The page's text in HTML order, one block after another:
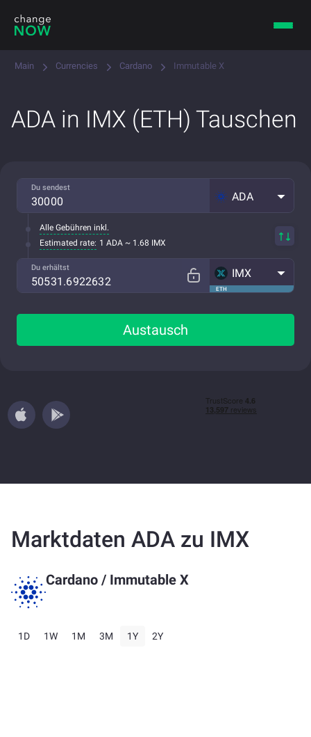
Main Currencies Cardano Immutable X
ADA in IMX (ETH) Tauschen
Du sendest
ADA
Alle Gebühren inkl.
Estimated rate: 1 ADA ~ 1.68 IMX
Du erhältst
ETH
IMX
Austausch
Marktdaten ADA zu IMX
Cardano / Immutable X
1D 1W 1M 3M 1Y 2Y